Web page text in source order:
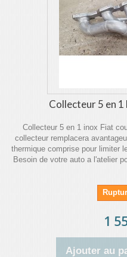
Collecteur 5 en
Collecteur 5 en 1 inox Fiat
collecteur remplacera
thermique comprise pour limiter
Besoin de votre auto a l'atelier
1
Ajouter au